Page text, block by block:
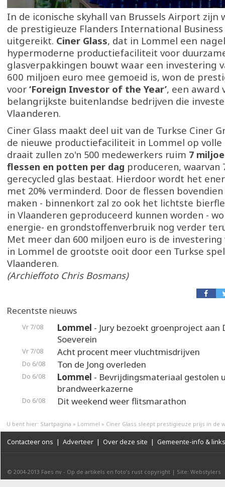
In de iconische skyhall van Brussels Airport zijn
de prestigieuze Flanders International Business
uitgereikt. Ciner Glass, dat in Lommel een
hypermoderne productiefaciliteit voor
glasverpakkingen bouwt waar een investering
600 miljoen euro mee gemoeid is, won de
voor ‘Foreign Investor of the Year’, een award
belangrijkste buitenlandse bedrijven die
Vlaanderen.
Ciner Glass maakt deel uit van de Turkse Ciner
de nieuwe productiefaciliteit in Lommel op
draait zullen zo'n 500 medewerkers ruim 7
flessen en potten per dag produceren, waarvan
gerecycled glas bestaat. Hierdoor wordt het
met 20% verminderd. Door de flessen
maken - binnenkort zal zo ook het lichtste
in Vlaanderen geproduceerd kunnen worden -
energie- en grondstoffenverbruik nog verder
Met meer dan 600 miljoen euro is de investering
in Lommel de grootste ooit door een Turkse
Vlaanderen.
(Archieffoto Chris Bosmans)
Recentste nieuws
Vr 7/08 Lommel - Jury bezoekt groenproject aan
Soeverein
Vr 7/08 Acht procent meer vluchtmisdrijven
Do 6/08 Ton de Jong overleden
Do 6/08 Lommel - Bevrijdingsmateriaal gestolen
brandweerkazerne
Do 6/08 Dit weekend weer flitsmarathon
U bent hier: Startpagina » Lommel » Ciner Glass sleept prestigieuze prijs in de
Contacteer ons | Adverteer | Over deze site | Gemeente-info & links
© 2004-2013 Faes nv - Op de artikels en foto’s rust copyright | Site: Webstylers